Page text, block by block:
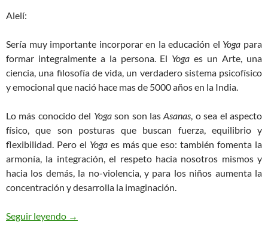
Alelí:
Sería muy importante incorporar en la educación el Yoga para
formar integralmente a la persona. El Yoga es un Arte, una
ciencia, una filosofía de vida, un verdadero sistema psicofísico
y emocional que nació hace mas de 5000 años en la India.
Lo más conocido del Yogason son lasAsanas , o sea el aspecto
físico, que son posturas que buscan fuerza, equilibrio y
flexibilidad. Pero el Yogaes más que eso: también fomenta la
armonía, la integración, el respeto hacia nosotros mismos y
hacia los demás, la no-violencia, y para los niños aumenta la
concentración y desarrolla la imaginación.
Seguir leyendo Reportaje a la Profesora Peiró en Canal 8 de
→